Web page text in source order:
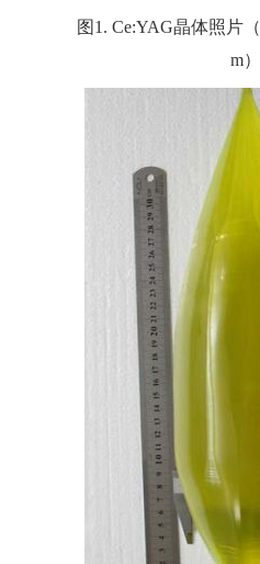
图 1. Ce:YAG晶体照片（
m）